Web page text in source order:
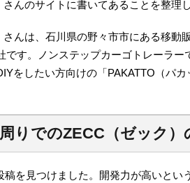
んのサイトに書いてあることを整理
んは、石川県の野々市市にある移動
です。ノンステップカーゴトレーラー
をしたい方向けの「PAKATTO（パ
りでのZECC（ゼック）
稿を見つけました。開発力が高いとい